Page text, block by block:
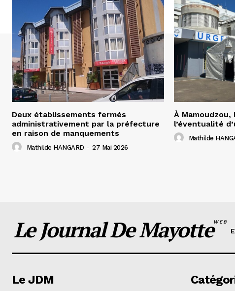
Deux établissements fermés
administrativement par la préfecture
en raison de manquements
Mathilde HANGARD - 27 Mai 2026
À Mamoudzou,
l’éventualité
Mathilde
Le Journal De MayotteWEB
Le JDM